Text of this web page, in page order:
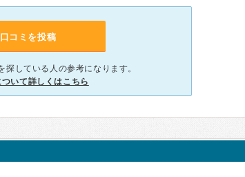
口コミを投稿
探している人の参考になります。
いて詳しくはこちら